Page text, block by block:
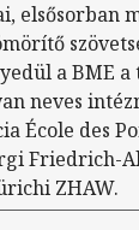
elsősorban
a BME a
neves
École des
Friedrich-
ZHAW.